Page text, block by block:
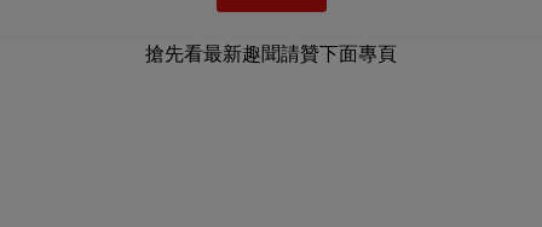
搶先看最新趣聞請贊下面專頁